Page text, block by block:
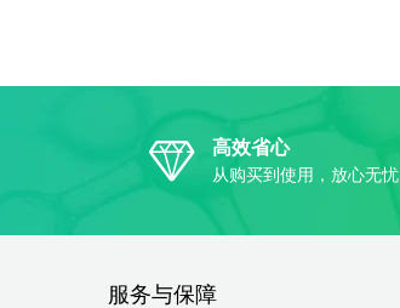
高效省心
从购买到使用，放心无忧
服务与保障